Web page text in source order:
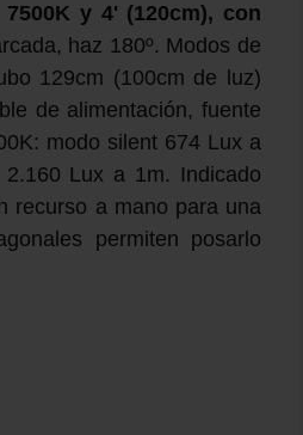
y 4' (120cm), con
haz 180º. Modos de
129cm (100cm de luz)
de alimentación, fuente
modo silent 674 Lux a
Lux a 1m. Indicado
recurso a mano para una
permiten posarlo